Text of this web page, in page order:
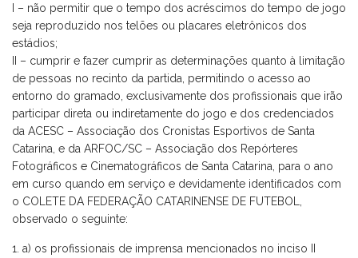
I – não permitir que o tempo dos acréscimos do tempo de jogo
seja reproduzido nos telões ou placares eletrônicos dos
estádios;
II – cumprir e fazer cumprir as determinações quanto à limitação
de pessoas no recinto da partida, permitindo o acesso ao
entorno do gramado, exclusivamente dos profissionais que irão
participar direta ou indiretamente do jogo e dos credenciados
da ACESC – Associação dos Cronistas Esportivos de Santa
Catarina, e da ARFOC/SC – Associação dos Repórteres
Fotográficos e Cinematográficos de Santa Catarina, para o ano
em curso quando em serviço e devidamente identificados com
o COLETE DA FEDERAÇÃO CATARINENSE DE FUTEBOL,
observado o seguinte:
a) os profissionais de imprensa mencionados no inciso II